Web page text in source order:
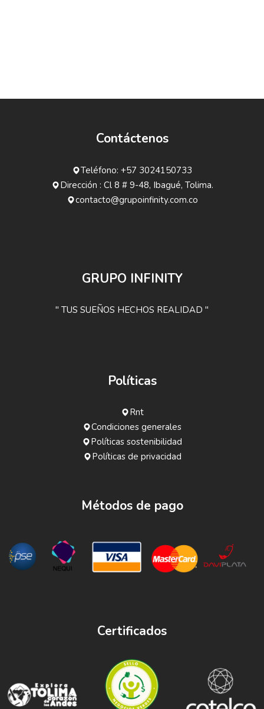
Contáctenos
Teléfono: +57 3024150733
Dirección : Cl 8 # 9-48, Ibagué, Tolima.
contacto@grupoinfinity.com.co
GRUPO INFINITY
" TUS SUEÑOS HECHOS REALIDAD "
Políticas
Rnt
Condiciones generales
Políticas sostenibilidad
Políticas de privacidad
Métodos de pago
Certificados